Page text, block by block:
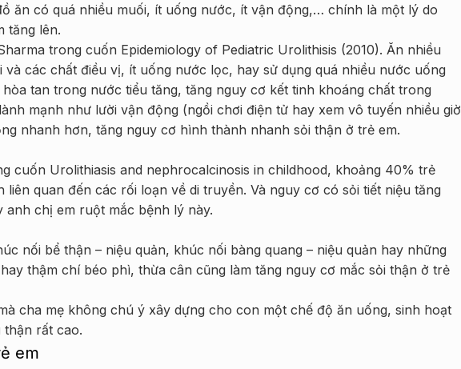
ăn có quá nhiều muối, ít uống nước, ít vận động,… chính là một lý do
tăng lên.
trong cuốn Epidemiology of Pediatric Urolithisis (2010). Ăn nhiều
các chất điều vị, ít uống nước lọc, hay sử dụng quá nhiều nước uống
tan trong nước tiểu tăng, tăng nguy cơ kết tinh khoáng chất trong
mạnh như lười vận động (ngồi chơi điện tử hay xem vô tuyến nhiều giờ
nhanh hơn, tăng nguy cơ hình thành nhanh sỏi thận ở trẻ em.
cuốn Urolithiasis and nephrocalcinosis in childhood, khoảng 40% trẻ
liên quan đến các rối loạn về di truyền. Và nguy cơ có sỏi tiết niệu tăng
chị em ruột mắc bệnh lý này.
nối bể thận – niệu quản, khúc nối bàng quang – niệu quản hay những
thậm chí béo phì, thừa cân cũng làm tăng nguy cơ mắc sỏi thận ở trẻ
cha mẹ không chú ý xây dựng cho con một chế độ ăn uống, sinh hoạt
thận rất cao.
em